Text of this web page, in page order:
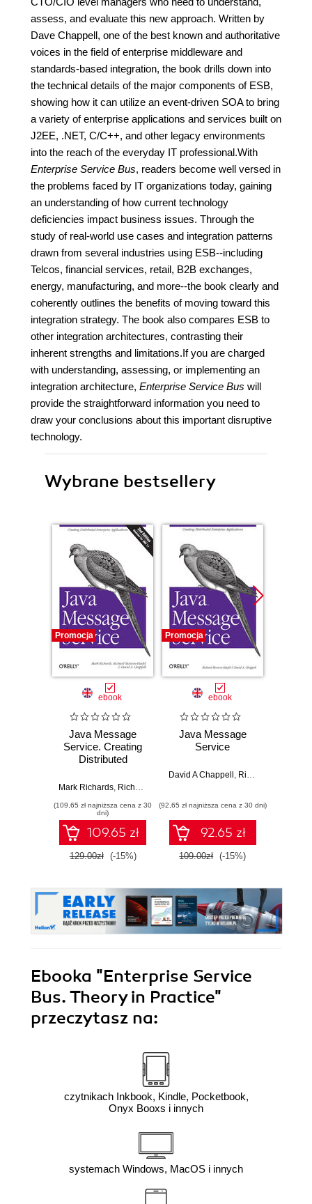
assess, and evaluate this new approach. Written by
Dave Chappell, one of the best known and authoritative
voices in the field of enterprise middleware and
standards-based integration, the book drills down into
the technical details of the major components of ESB,
showing how it can utilize an event-driven SOA to bring
a variety of enterprise applications and services built on
J2EE, .NET, C/C++, and other legacy environments
into the reach of the everyday IT professional.With
Enterprise Service Bus, readers become well versed in
the problems faced by IT organizations today, gaining
an understanding of how current technology
deficiencies impact business issues. Through the
study of real-world use cases and integration patterns
drawn from several industries using ESB--including
Telcos, financial services, retail, B2B exchanges,
energy, manufacturing, and more--the book clearly and
coherently outlines the benefits of moving toward this
integration strategy. The book also compares ESB to
other integration architectures, contrasting their
inherent strengths and limitations.If you are charged
with understanding, assessing, or implementing an
integration architecture, Enterprise Service Bus will
provide the straightforward information you need to
draw your conclusions about this important disruptive
technology.
Wybrane bestsellery
Promocja
ebook
Java Message
Service. Creating
Distributed
Applications. 2nd
Mark Richards, Richard Monson-Haefel
(109,65 zł najniższa cena z 30
dni)
109.65 zł
129.00zł (-15%)
Promocja
ebook
Java Message
Service
David A Chappell , Richard Monson-Haefel
(92,65 zł najniższa cena z 30 dni)
92.65 zł
109.00zł (-15%)
Ebooka "Enterprise Service
Bus. Theory in Practice"
przeczytasz na:
czytnikach Inkbook, Kindle, Pocketbook,
Onyx Booxs i innych
systemach Windows, MacOS i innych